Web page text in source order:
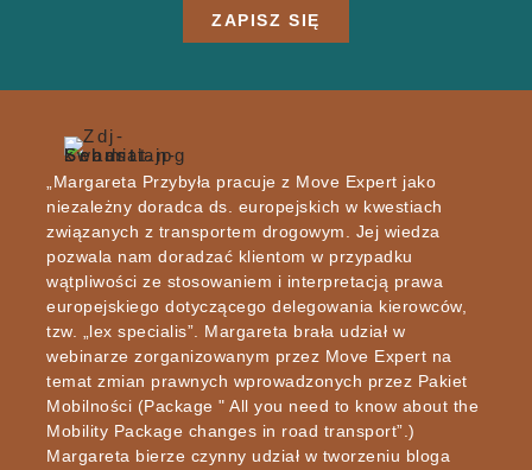
ZAPISZ SIĘ
„Margareta Przybyła pracuje z Move Expert jako
niezależny doradca ds. europejskich w kwestiach
związanych z transportem drogowym. Jej wiedza
pozwala nam doradzać klientom w przypadku
wątpliwości ze stosowaniem i interpretacją prawa
europejskiego dotyczącego delegowania kierowców,
tzw. „lex specialis”. Margareta brała udział w
webinarze zorganizowanym przez Move Expert na
temat zmian prawnych wprowadzonych przez Pakiet
Mobilności (Package " All you need to know about the
Mobility Package changes in road transport”.)
Margareta bierze czynny udział w tworzeniu bloga